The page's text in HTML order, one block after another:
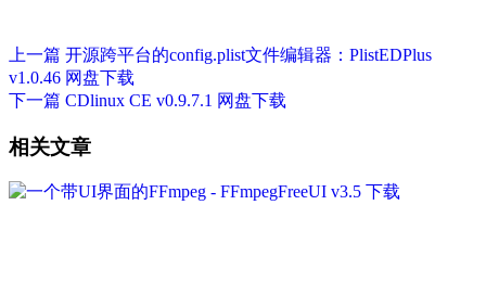
上一篇 开源跨平台的config.plist文件编辑器：PlistEDPlus
v1.0.46 网盘下载
下一篇 CDlinux CE v0.9.7.1 网盘下载
相关文章